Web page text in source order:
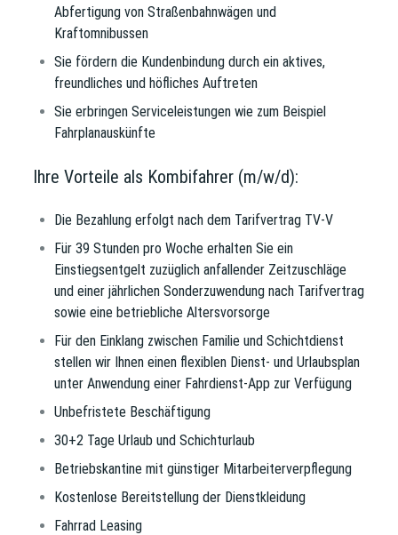
Abfertigung von Straßenbahnwägen und
Kraftomnibussen
Sie fördern die Kundenbindung durch ein aktives,
freundliches und höfliches Auftreten
Sie erbringen Serviceleistungen wie zum Beispiel
Fahrplanauskünfte
Ihre Vorteile als Kombifahrer (m/w/d):
Die Bezahlung erfolgt nach dem Tarifvertrag TV-V
Für 39 Stunden pro Woche erhalten Sie ein
Einstiegsentgelt zuzüglich anfallender Zeitzuschläge
und einer jährlichen Sonderzuwendung nach Tarifvertrag
sowie eine betriebliche Altersvorsorge
Für den Einklang zwischen Familie und Schichtdienst
stellen wir Ihnen einen flexiblen Dienst- und Urlaubsplan
unter Anwendung einer Fahrdienst-App zur Verfügung
Unbefristete Beschäftigung
30+2 Tage Urlaub und Schichturlaub
Betriebskantine mit günstiger Mitarbeiterverpflegung
Kostenlose Bereitstellung der Dienstkleidung
Fahrrad Leasing